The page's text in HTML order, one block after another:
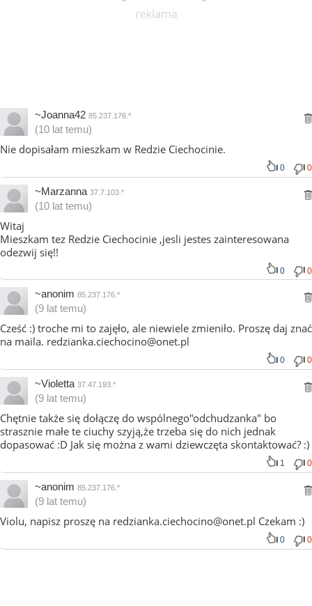
~Joanna42 85.237.176.*
(10 lat temu)
Nie dopisałam mieszkam w Redzie Ciechocinie.
0 0
~Marzanna 37.7.103.*
(10 lat temu)
Witaj
Mieszkam tez Redzie Ciechocinie ,jesli jestes zainteresowana
odezwij się!!
0 0
~anonim 85.237.176.*
(9 lat temu)
Cześć :) troche mi to zajęło, ale niewiele zmieniło. Proszę daj znać
na maila. redzianka.ciechocino@onet.pl
0 0
~Violetta 37.47.193.*
(9 lat temu)
Chętnie także się dołączę do wspólnego"odchudzanka" bo
strasznie małe te ciuchy szyją,że trzeba się do nich jednak
dopasować :D Jak się można z wami dziewczęta skontaktować? :)
1 0
~anonim 85.237.176.*
(9 lat temu)
Violu, napisz proszę na redzianka.ciechocino@onet.pl Czekam :)
0 0